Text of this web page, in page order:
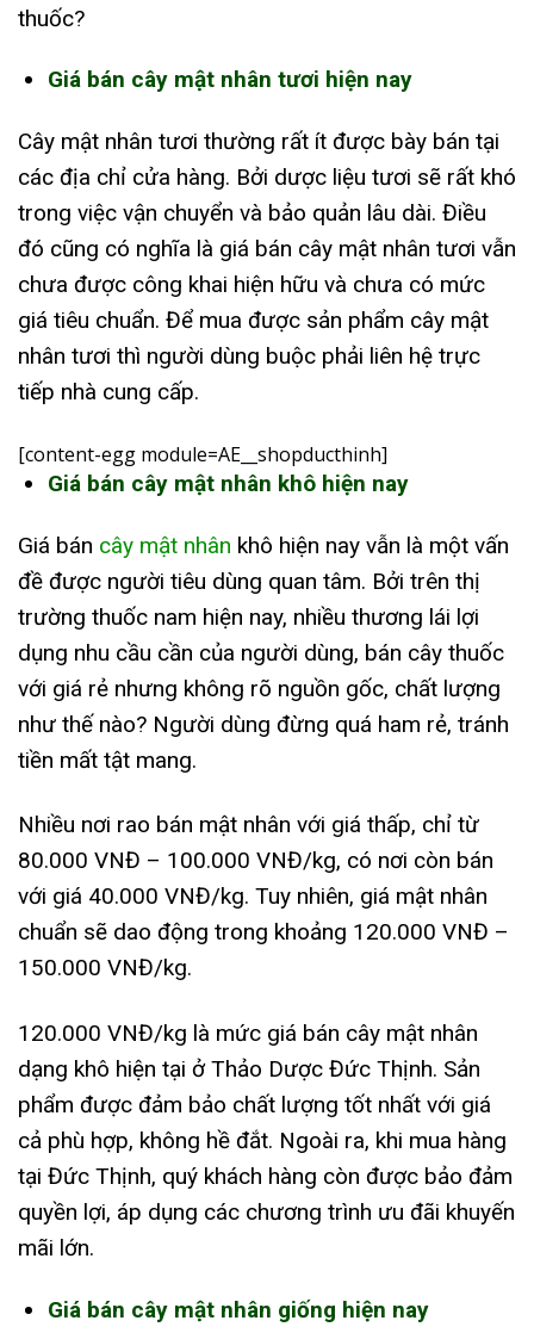
thuốc?
Giá bán cây mật nhân tươi hiện nay
Cây mật nhân tươi thường rất ít được bày bán tại
các địa chỉ cửa hàng. Bởi dược liệu tươi sẽ rất khó
trong việc vận chuyển và bảo quản lâu dài. Điều
đó cũng có nghĩa là giá bán cây mật nhân tươi vẫn
chưa được công khai hiện hữu và chưa có mức
giá tiêu chuẩn. Để mua được sản phẩm cây mật
nhân tươi thì người dùng buộc phải liên hệ trực
tiếp nhà cung cấp.
[content-egg module=AE__shopducthinh]
Giá bán cây mật nhân khô hiện nay
Giá bán cây mật nhân khô hiện nay vẫn là một vấn
đề được người tiêu dùng quan tâm. Bởi trên thị
trường thuốc nam hiện nay, nhiều thương lái lợi
dụng nhu cầu cần của người dùng, bán cây thuốc
với giá rẻ nhưng không rõ nguồn gốc, chất lượng
như thế nào? Người dùng đừng quá ham rẻ, tránh
tiền mất tật mang.
Nhiều nơi rao bán mật nhân với giá thấp, chỉ từ
80.000 VNĐ – 100.000 VNĐ/kg, có nơi còn bán
với giá 40.000 VNĐ/kg. Tuy nhiên, giá mật nhân
chuẩn sẽ dao động trong khoảng 120.000 VNĐ –
150.000 VNĐ/kg.
120.000 VNĐ/kg là mức giá bán cây mật nhân
dạng khô hiện tại ở Thảo Dược Đức Thịnh. Sản
phẩm được đảm bảo chất lượng tốt nhất với giá
cả phù hợp, không hề đắt. Ngoài ra, khi mua hàng
tại Đức Thịnh, quý khách hàng còn được bảo đảm
quyền lợi, áp dụng các chương trình ưu đãi khuyến
mãi lớn.
Giá bán cây mật nhân giống hiện nay